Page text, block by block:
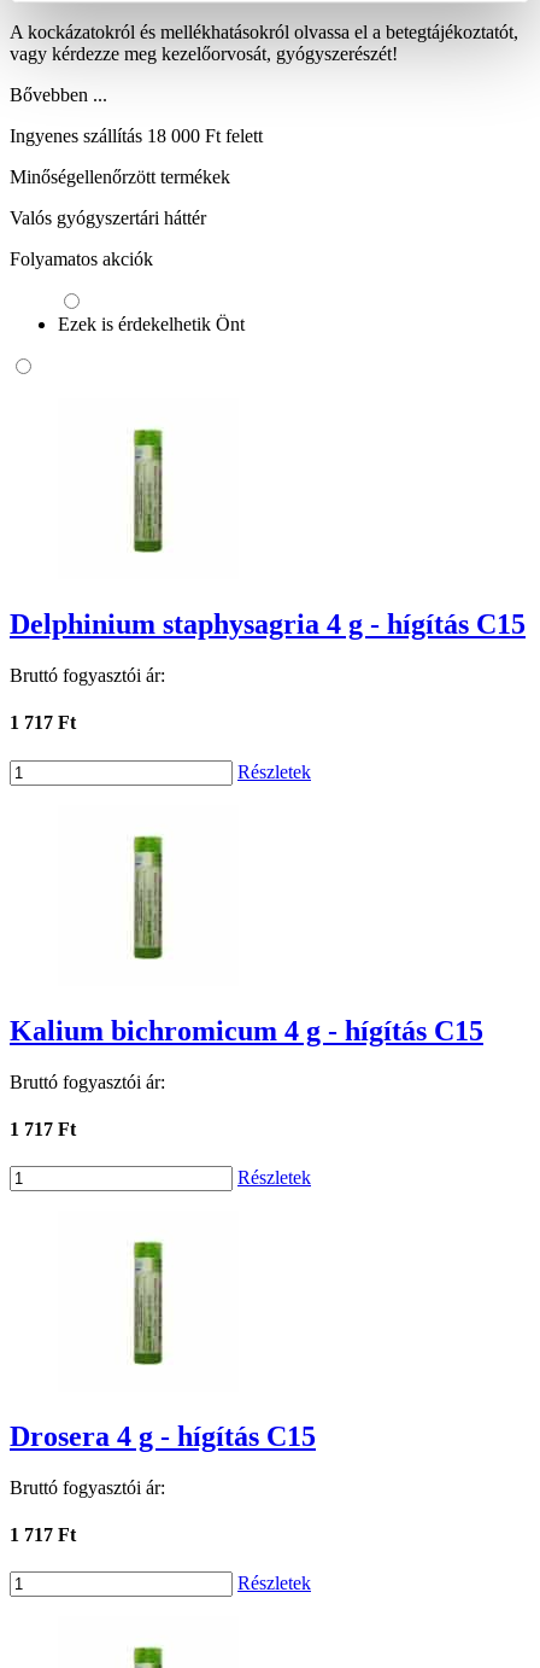
A kockázatokról és mellékhatásokról olvassa el a betegtájékoztatót,
vagy kérdezze meg kezelőorvosát, gyógyszerészét!
Bővebben ...
Ingyenes szállítás 18 000 Ft felett
Minőségellenőrzött termékek
Valós gyógyszertári háttér
Folyamatos akciók
Ezek is érdekelhetik Önt
Delphinium staphysagria 4 g - hígítás C15
Bruttó fogyasztói ár:
1 717 Ft
Részletek
Kalium bichromicum 4 g - hígítás C15
Bruttó fogyasztói ár:
1 717 Ft
Részletek
Drosera 4 g - hígítás C15
Bruttó fogyasztói ár:
1 717 Ft
Részletek